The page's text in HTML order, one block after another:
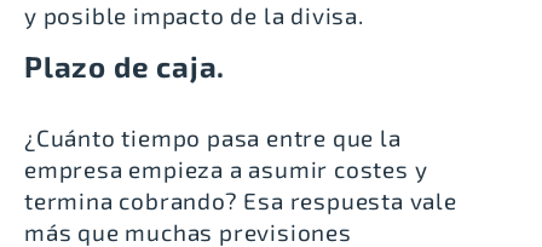
y posible impacto de la divisa.
Plazo de caja.
¿Cuánto tiempo pasa entre que la
empresa empieza a asumir costes y
termina cobrando? Esa respuesta vale
más que muchas previsiones